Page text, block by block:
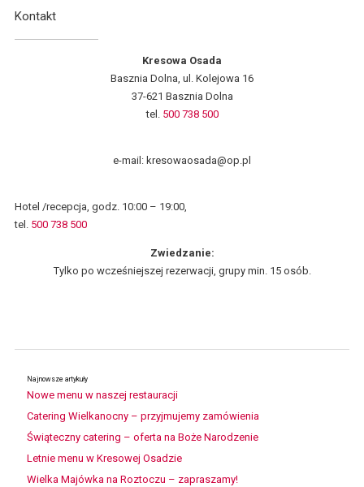
Kontakt
Kresowa Osada
Basznia Dolna, ul. Kolejowa 16
37-621 Basznia Dolna
tel. 500 738 500
e-mail: kresowaosada@op.pl
Hotel /recepcja, godz. 10:00 – 19:00,
tel. 500 738 500
Zwiedzanie:
Tylko po wcześniejszej rezerwacji, grupy min. 15 osób.
Najnowsze artykuły
Nowe menu w naszej restauracji
Catering Wielkanocny – przyjmujemy zamówienia
Świąteczny catering – oferta na Boże Narodzenie
Letnie menu w Kresowej Osadzie
Wielka Majówka na Roztoczu – zapraszamy!